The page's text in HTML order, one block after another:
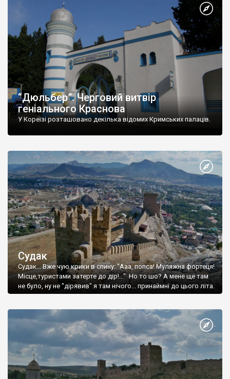
“Дюльбер”. Черговий витвір
геніального Краснова
У Кореїзі розташовано декілька відомих Кримських палаців.
Судак
Судак... Вже чую крики в спину: "Ааа, попса! Муляжна фортеця!
Місце,туристами затерте до дір!..." Но то шо? А мене ще там
не було, ну не "дірявив" я там нічого... принаймні до цього літа.